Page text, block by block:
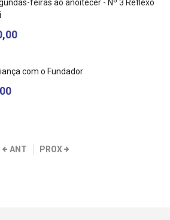
feiras ao anoitecer - Nº 3 Reflexo
com o Fundador
ANT PROX